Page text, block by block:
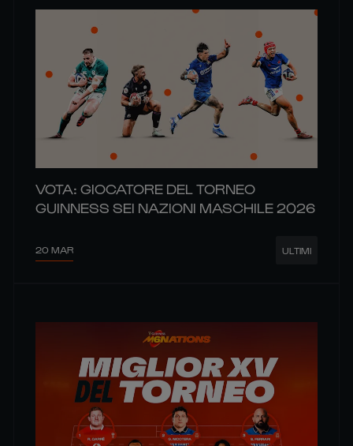
VOTA: GIOCATORE DEL TORNEO
GUINNESS SEI NAZIONI MASCHILE 2026
20 MAR ULTIMI